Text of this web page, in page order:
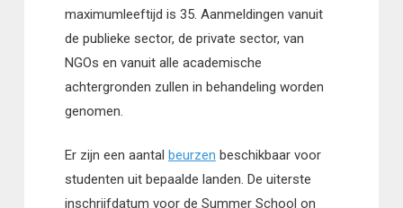
maximumleeftijd is 35. Aanmeldingen vanuit
de publieke sector, de private sector, van
NGOs en vanuit alle academische
achtergronden zullen in behandeling worden
genomen.
Er zijn een aantal beurzen beschikbaar voor
studenten uit bepaalde landen. De uiterste
inschrijfdatum voor de Summer School on